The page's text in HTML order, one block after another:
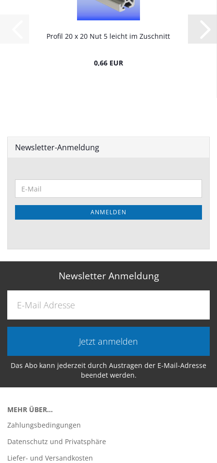
Profil 20 x 20 Nut 5 leicht im Zuschnitt
0,66 EUR
Newsletter-Anmeldung
ZUR
NEWSLETTER-
E-
Mail
ANMELDEN
Newsletter Anmeldung
Jetzt anmelden
Das Abo kann jederzeit durch Austragen der E-Mail-Adresse
beendet werden.
MEHR ÜBER...
Zahlungsbedingungen
Datenschutz und Privatsphäre
Liefer- und Versandkosten